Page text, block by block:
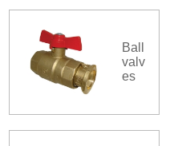
Ball
valv
es